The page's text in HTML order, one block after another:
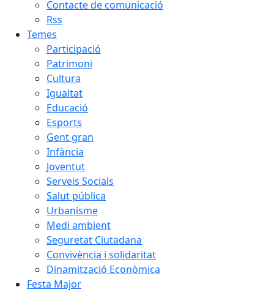
Contacte de comunicació
Rss
Temes
Participació
Patrimoni
Cultura
Igualtat
Educació
Esports
Gent gran
Infància
Joventut
Serveis Socials
Salut pública
Urbanisme
Medi ambient
Seguretat Ciutadana
Convivència i solidaritat
Dinamització Econòmica
Festa Major